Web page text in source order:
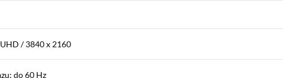
/ 3840 x 2160
do 60 Hz